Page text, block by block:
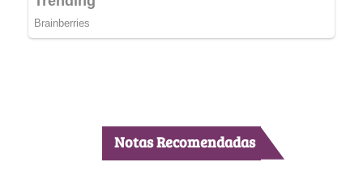
Notas Recomendadas